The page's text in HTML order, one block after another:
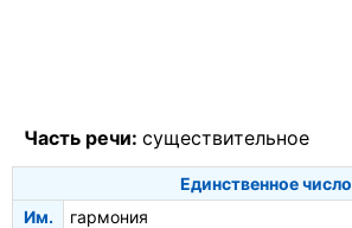
Часть речи: существительное
Единственное число
Им.
гармония